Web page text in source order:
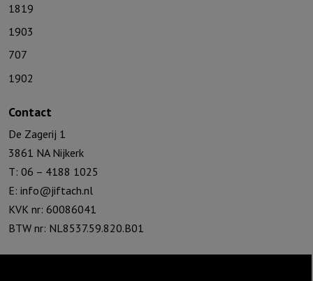
1819
1903
707
1902
Contact
De Zagerij 1
3861 NA Nijkerk
T: 06 – 4188 1025
E: info@jiftach.nl
KVK nr: 60086041
BTW nr: NL8537.59.820.B01